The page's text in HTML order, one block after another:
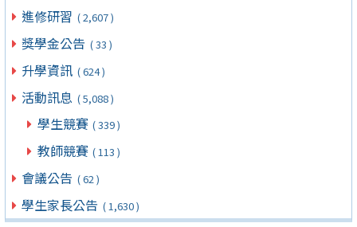
進修研習 ( 2,607 )
獎學金公告 ( 33 )
升學資訊 ( 624 )
活動訊息 ( 5,088 )
學生競賽 ( 339 )
教師競賽 ( 113 )
會議公告 ( 62 )
學生家長公告 ( 1,630 )